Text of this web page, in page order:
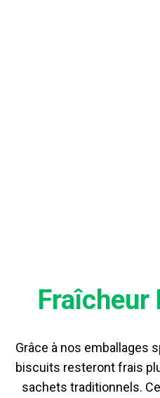
Fraîcheur
Grâce à nos emballages
biscuits resteront frais
sachets traditionnels.